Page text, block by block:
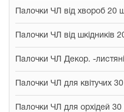
Палочки ЧЛ від хвороб 20
Палочки ЧЛ від шкідників
Палочки ЧЛ Декор. -
Палочки ЧЛ для квітучих
Палочки ЧЛ для орхідей 30